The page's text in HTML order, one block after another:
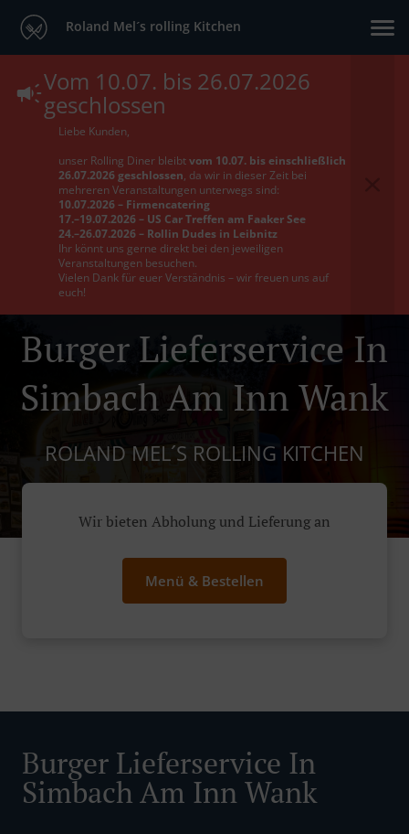
Roland Mel´s rolling Kitchen
Vom 10.07. bis 26.07.2026
geschlossen
Liebe Kunden,
unser Rolling Diner bleibtvom 10.07. bis einschließlich
26.07.2026 geschlossen, da wir in dieser Zeit bei
mehreren Veranstaltungen unterwegs sind:
10.07.2026 – Firmencatering
17.–19.07.2026 – US Car Treffen am Faaker See
24.–26.07.2026 – Rollin Dudes in Leibnitz
Ihr könnt uns gerne direkt bei den jeweiligen
Veranstaltungen besuchen.
Vielen Dank für euer Verständnis – wir freuen uns auf
euch!
Burger Lieferservice In
Simbach Am Inn Wank
ROLAND MEL´S ROLLING KITCHEN
Wir bieten Abholung und Lieferung an
Menü & Bestellen
Burger Lieferservice In
Simbach Am Inn Wank